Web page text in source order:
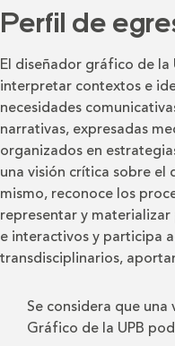
Perfil de
El diseñador gráfico de la
interpretar contextos e
necesidades
narrativas, expresadas
organizados en
una visión crítica sobre el
mismo, reconoce los
representar y
e interactivos y participa
transdisciplinarios,
Se considera que
Gráfico de la UPB